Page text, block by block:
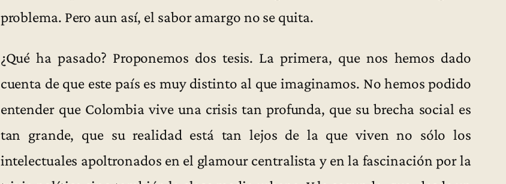
problema. Pero aun así, el sabor amargo no se quita.
¿Qué ha pasado? Proponemos dos tesis. La primera, que nos hemos dado
cuenta de que este país es muy distinto al que imaginamos. No hemos podido
entender que Colombia vive una crisis tan profunda, que su brecha social es
tan grande, que su realidad está tan lejos de la que viven no sólo los
intelectuales apoltronados en el glamour centralista y en la fascinación por la